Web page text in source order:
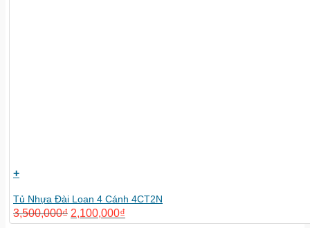
+
Tủ Nhựa Đài Loan 4 Cánh 4CT2N
3,500,000₫ 2,100,000₫